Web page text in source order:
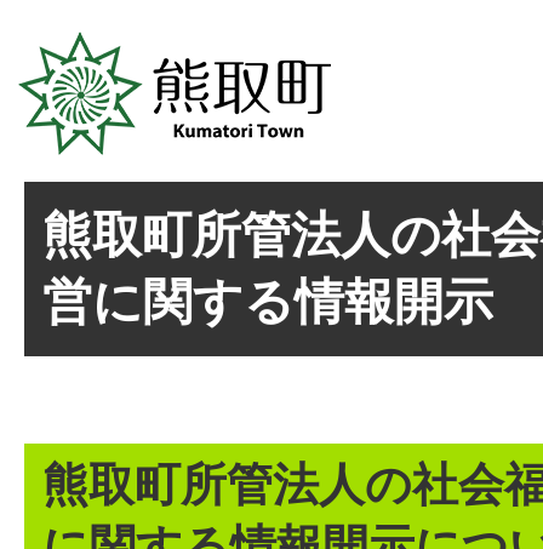
熊取町所管法人の社
営に関する情報開示
熊取町所管法人の社会